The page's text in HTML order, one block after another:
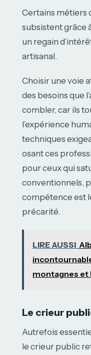
Certains métiers
subsistent grâce
un regain
artisanal.
Choisir une voie
des besoins que
combler, car ils
l’expérience
techniques
osant ces
pour ceux qui
conventionnels,
compétence est
précarité.
LIRE AUSSI
montagnes et
Le crieur
Autrefois
le crieur public